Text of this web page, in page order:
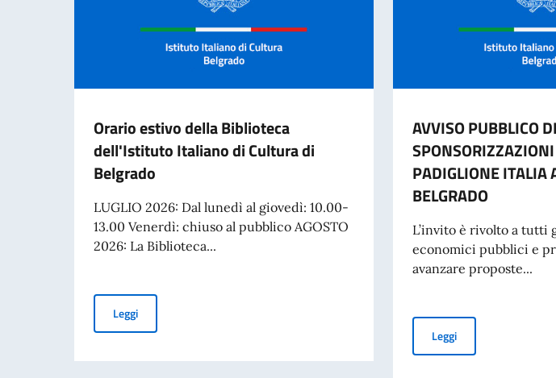
Orario estivo della Biblioteca
dell'Istituto Italiano di Cultura di
Belgrado
LUGLIO 2026: Dal lunedì al giovedì: 10.00-
13.00 Venerdì: chiuso al pubblico AGOSTO
2026: La Biblioteca...
LeggiOrario estivo della Biblioteca dell'Istituto Italiano di Cultura di Belgrado
AVVISO PUBBLICO
PADIGLIONE ITALIA
BELGRADO
L’invito è rivolto a tutti
economici pubblici e
avanzare proposte...
LeggiAVVISO PUBBLICO